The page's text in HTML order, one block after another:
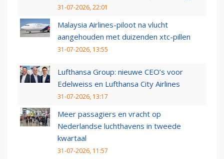
31-07-2026, 22:01
Malaysia Airlines-piloot na vlucht
aangehouden met duizenden xtc-pillen
31-07-2026, 13:55
Lufthansa Group: nieuwe CEO’s voor
Edelweiss en Lufthansa City Airlines
31-07-2026, 13:17
Meer passagiers en vracht op
Nederlandse luchthavens in tweede
kwartaal
31-07-2026, 11:57